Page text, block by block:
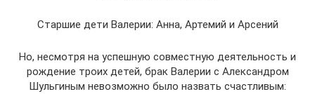
Старшие дети Валерии: Анна, Артемий и Арсений
Но, несмотря на успешную совместную деятельность и
рождение троих детей, брак Валерии с Александром
Шульгиным невозможно было назвать счастливым: